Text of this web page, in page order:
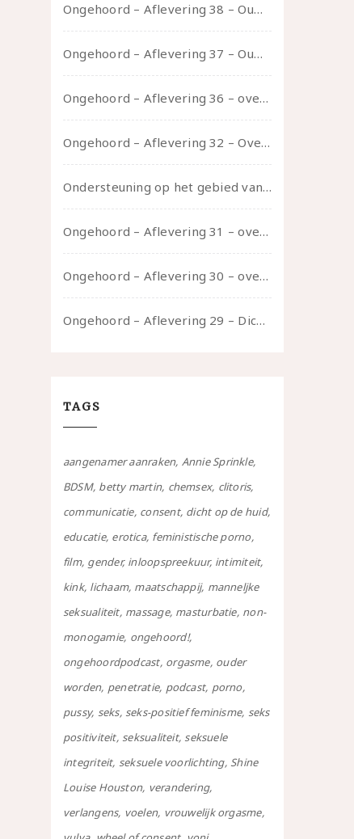
Ongehoord – Aflevering 38 – Ouwelui, een gesprek met vreer over behoefte aan geborgenheid en het behouden van je idealen
Ongehoord – Aflevering 37 – Ouwelui, een gesprek met non over seksualiteit, transitie en ageism
Ongehoord – Aflevering 36 – over transformative justice – in gesprek met Ella en carson
Ongehoord – Aflevering 32 – Over autisme en seksualiteit – in gesprek met Roos Reijbroek
Ondersteuning op het gebied van consent en seksualiteit
Ongehoord – Aflevering 31 – over seks, professioneel en persoonlijk, een gesprek met Marije
Ongehoord – Aflevering 30 – over vertragen, consent en negatieve gevoelens met Meg-John Barker
Ongehoord – Aflevering 29 – Dicht op de Huid: Anita
TAGS
aangenamer aanraken Annie Sprinkle
BDSM betty martin chemsex clitoris
communicatie consent dicht op de huid
educatie erotica feministische porno
film gender inloopspreekuur intimiteit
kink lichaam maatschappij manneljke
seksualiteit massage masturbatie non-
monogamie ongehoord!
ongehoordpodcast orgasme ouder
worden penetratie podcast porno
pussy seks seks-positief feminisme seks
positiviteit seksualiteit seksuele
integriteit seksuele voorlichting Shine
Louise Houston verandering
verlangens voelen vrouwelijk orgasme